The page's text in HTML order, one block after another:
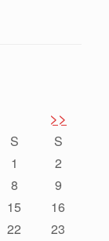
>>
S
S
1
2
8
9
15
16
22
23